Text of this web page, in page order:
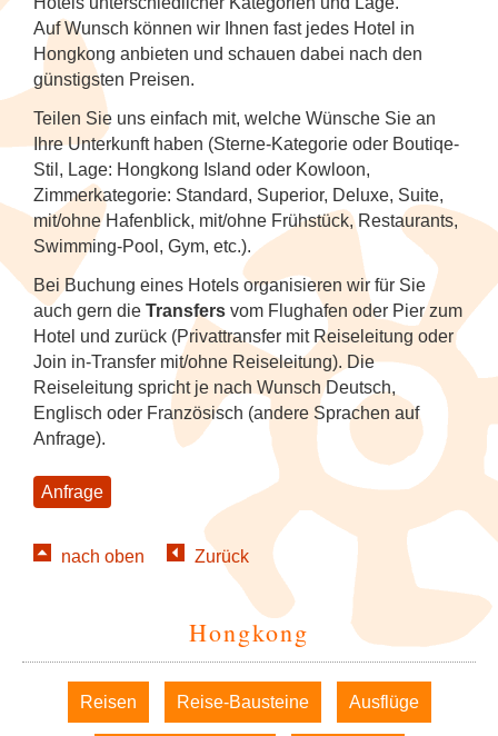
Auf Wunsch können wir Ihnen fast jedes Hotel in
Hongkong anbieten und schauen dabei nach den
günstigsten Preisen.
Teilen Sie uns einfach mit, welche Wünsche Sie an
Ihre Unterkunft haben (Sterne-Kategorie oder Boutiqe-
Stil, Lage: Hongkong Island oder Kowloon,
Zimmerkategorie: Standard, Superior, Deluxe, Suite,
mit/ohne Hafenblick, mit/ohne Frühstück, Restaurants,
Swimming-Pool, Gym, etc.).
Bei Buchung eines Hotels organisieren wir für Sie
auch gern die Transfers vom Flughafen oder Pier zum
Hotel und zurück (Privattransfer mit Reiseleitung oder
Join in-Transfer mit/ohne Reiseleitung). Die
Reiseleitung spricht je nach Wunsch Deutsch,
Englisch oder Französisch (andere Sprachen auf
Anfrage).
Anfrage
nach oben Zurück
Hongkong
Navigation
überspringen
Reisen Reise-Bausteine Ausflüge
Diverses
Kunst & Handwerk 1
Luxusreisen
Schiffsreisen und Fluss-
Kreuzfahrten
9
Spirituelle Reisen 4
Tee & Gewürze 4
Zugreisen 3
Wellness & Entspannung auf Sri Lanka
Familienreise Sri Lanka
Familienreise Thailand
Kandy Esala Perahera Sri Lanka
NEU: Schlemmerreise Thailand
Thailand: Streetfood, Rooftops und Flip-
Flops
Vietnam für Geniesser
NEU: Traumhaftes Thailand
durchs Mekong-Delta
NEU: Flusskreuzfahrt mit der RV River
Hausboot-Kreuzfahrt auf den
Backwaters
Flusskreuzfahrt auf dem Brahmaputra
NEU: Indonesien
Japan
Korea (Südkorea)
Mongolei
Myanmar (Burma)
Nepal
Spirituelle Reisen
Sri Lanka
Thailand